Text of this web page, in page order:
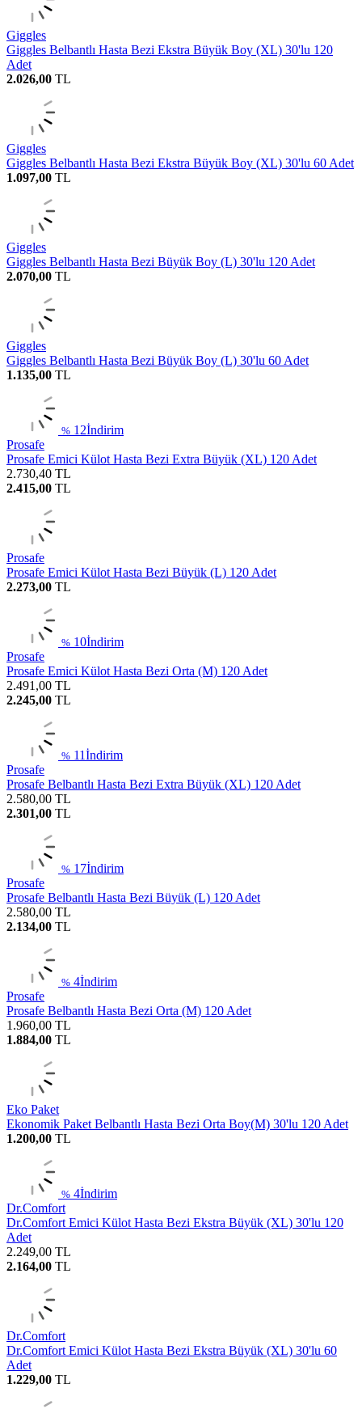
Giggles
Giggles Belbantlı Hasta Bezi Ekstra Büyük Boy (XL) 30'lu 120
Adet
2.026,00 TL
Giggles
Giggles Belbantlı Hasta Bezi Ekstra Büyük Boy (XL) 30'lu 60 Adet
1.097,00 TL
Giggles
Giggles Belbantlı Hasta Bezi Büyük Boy (L) 30'lu 120 Adet
2.070,00 TL
Giggles
Giggles Belbantlı Hasta Bezi Büyük Boy (L) 30'lu 60 Adet
1.135,00 TL
% 12İndirim
Prosafe
Prosafe Emici Külot Hasta Bezi Extra Büyük (XL) 120 Adet
2.730,40 TL
2.415,00 TL
Prosafe
Prosafe Emici Külot Hasta Bezi Büyük (L) 120 Adet
2.273,00 TL
% 10İndirim
Prosafe
Prosafe Emici Külot Hasta Bezi Orta (M) 120 Adet
2.491,00 TL
2.245,00 TL
% 11İndirim
Prosafe
Prosafe Belbantlı Hasta Bezi Extra Büyük (XL) 120 Adet
2.580,00 TL
2.301,00 TL
% 17İndirim
Prosafe
Prosafe Belbantlı Hasta Bezi Büyük (L) 120 Adet
2.580,00 TL
2.134,00 TL
% 4İndirim
Prosafe
Prosafe Belbantlı Hasta Bezi Orta (M) 120 Adet
1.960,00 TL
1.884,00 TL
Eko Paket
Ekonomik Paket Belbantlı Hasta Bezi Orta Boy(M) 30'lu 120 Adet
1.200,00 TL
% 4İndirim
Dr.Comfort
Dr.Comfort Emici Külot Hasta Bezi Ekstra Büyük (XL) 30'lu 120
Adet
2.249,00 TL
2.164,00 TL
Dr.Comfort
Dr.Comfort Emici Külot Hasta Bezi Ekstra Büyük (XL) 30'lu 60
Adet
1.229,00 TL